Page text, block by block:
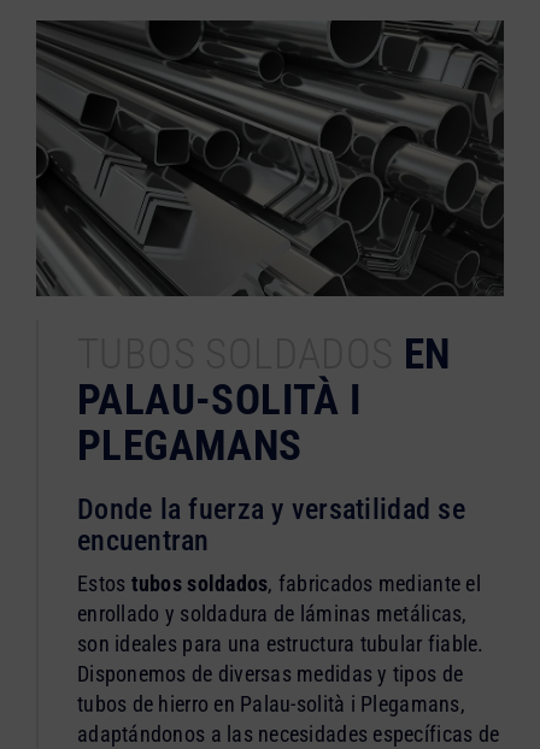
CONTACTO
EN
PALAU-SOLITÀ I
PLEGAMANS
Donde la fuerza y versatilidad se
encuentran
Estos tubos soldados, fabricados mediante el
enrollado y soldadura de láminas metálicas,
son ideales para una estructura tubular fiable.
Disponemos de diversas medidas y tipos de
tubos de hierro en Palau-solità i Plegamans,
adaptándonos a las necesidades específicas de